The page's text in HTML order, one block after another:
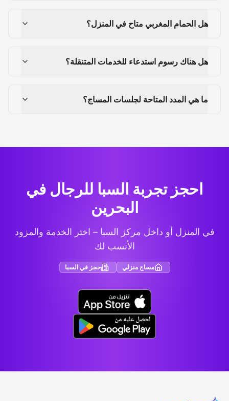
هل الحمام المغربي متاح في المنزل؟
هل هناك رسوم استدعاء للخدمات المتنقلة؟
ما هي المدد المتاحة لجلسات المساج؟
احجز تجربة السبا للرجال في
البحرين
في المنزل أو داخل مركز السبا – اختر الخدمة والمزود
الأنسب لك
مساج منزلي حجز في السبا